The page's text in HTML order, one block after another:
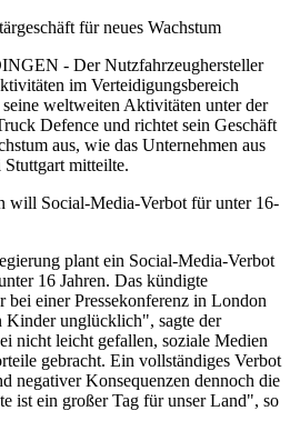
für neues Wachstum
- Der Nutzfahrzeughersteller
im Verteidigungsbereich
weltweiten Aktivitäten unter der
Defence und richtet sein Geschäft
aus, wie das Unternehmen aus
mitteilte.
Social-Media-Verbot für unter 16-
plant ein Social-Media-Verbot
16 Jahren. Das kündigte
bei einer Pressekonferenz in London
Kinder unglücklich", sagte der
nicht leicht gefallen, soziale Medien
gebracht. Ein vollständiges Verbot
negativer Konsequenzen dennoch die
ist ein großer Tag für unser Land", so